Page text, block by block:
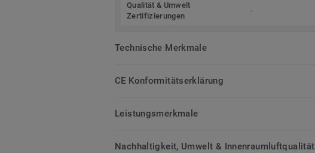
Qualität & Umwelt
Zertifizierungen
-
Technische Merkmale
CE Konformitätserklärung
Leistungsmerkmale
Nachhaltigkeit, Umwelt & Innenraumluftqualität